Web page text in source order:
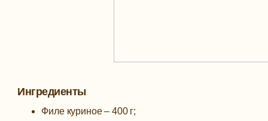
Ингредиенты
Филе куриное – 400 г;